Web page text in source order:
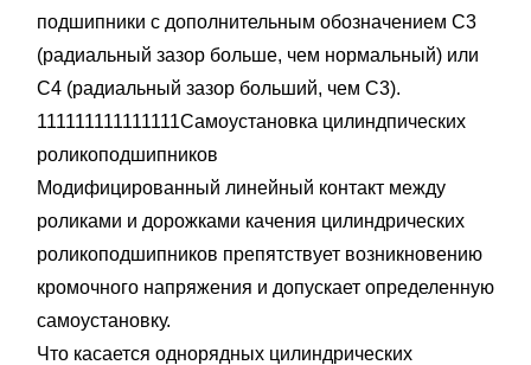
подшипники с дополнительным обозначением С3
(радиальный зазор больше, чем нормальный) или
С4 (радиальный зазор больший, чем С3).
111111111111111Самоустановка цилиндпических
роликоподшипников
Модифицированный линейный контакт между
роликами и дорожками качения цилиндрических
роликоподшипников препятствует возникновению
кромочного напряжения и допускает определенную
самоустановку.
Что касается однорядных цилиндрических